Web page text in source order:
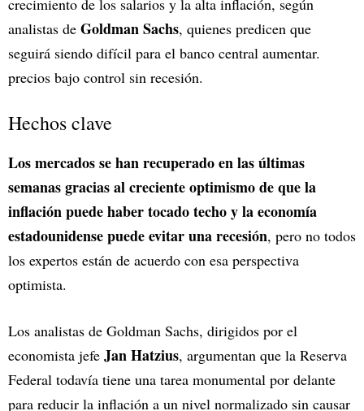
crecimiento de los salarios y la alta inflación, según
analistas de Goldman Sachs, quienes predicen que
seguirá siendo difícil para el banco central aumentar.
precios bajo control sin recesión.
Hechos clave
Los mercados se han recuperado en las últimas
semanas gracias al creciente optimismo de que la
inflación puede haber tocado techo y la economía
estadounidense puede evitar una recesión, pero no todos
los expertos están de acuerdo con esa perspectiva
optimista.
Los analistas de Goldman Sachs, dirigidos por el
economista jefe Jan Hatzius, argumentan que la Reserva
Federal todavía tiene una tarea monumental por delante
para reducir la inflación a un nivel normalizado sin causar